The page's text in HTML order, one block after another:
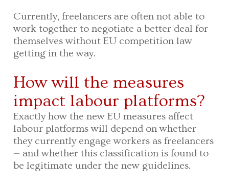
Currently, freelancers are often not able to
work together to negotiate a better deal for
themselves without EU competition law
getting in the way.
How will the measures
impact labour platforms?
Exactly how the new EU measures affect
labour platforms will depend on whether
they currently engage workers as freelancers
— and whether this classification is found to
be legitimate under the new guidelines.